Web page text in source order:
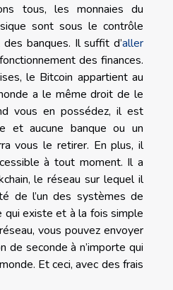
tous, les monnaies du
sont sous le contrôle
banques. Il suffit d’aller
des finances.
le Bitcoin appartient au
a le même droit de le
vous en possédez, il est
et aucune banque ou un
vous le retirer. En plus, il
à tout moment. Il a
le réseau sur lequel il
de l’un des systèmes de
qui existe et à la fois simple
vous pouvez envoyer
de seconde à n’importe qui
Et ceci, avec des frais